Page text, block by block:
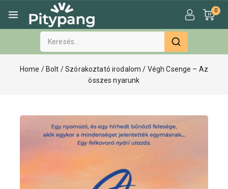
0
Home / Bolt /Szórakoztató irodalom / Végh Csenge – Az
összes nyarunk